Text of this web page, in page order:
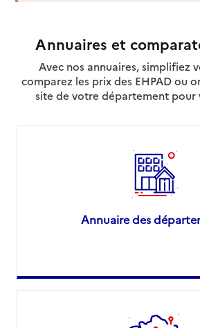
Annuaires et
Avec nos annuaires, simplifiez
comparez les prix des EHPAD ou
site de votre département pour
Annuaire des